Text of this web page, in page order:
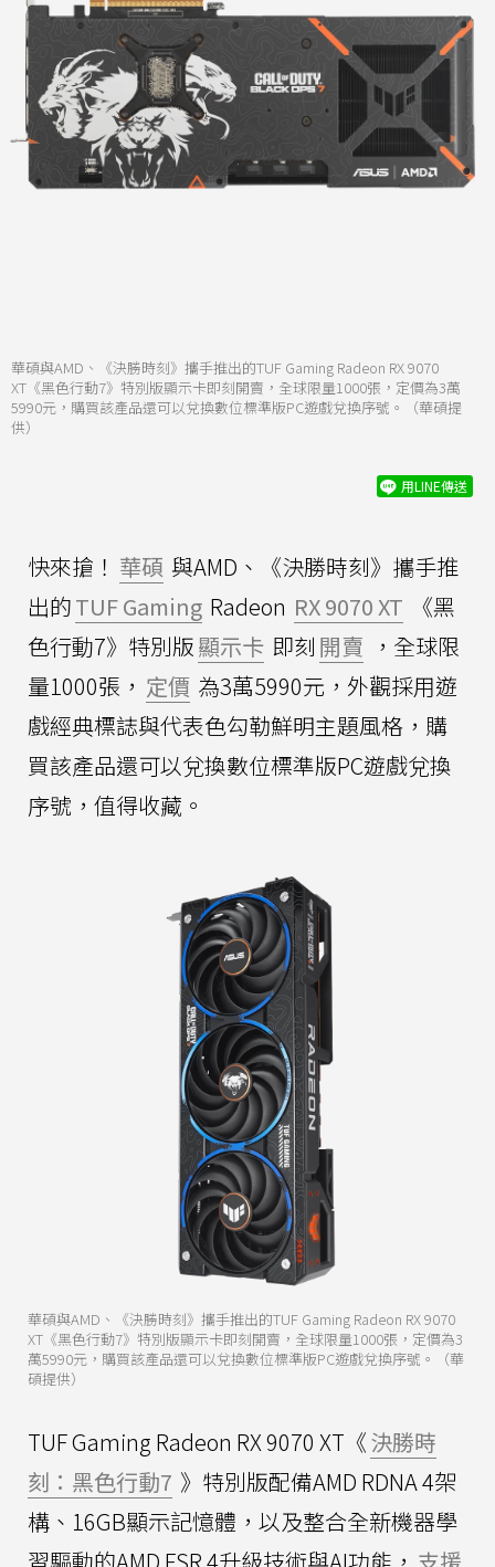
華碩與AMD、《決勝時刻》攜手推出的TUF Gaming Radeon RX 9070
XT《黑色行動7》特別版顯示卡即刻開賣，全球限量1000張，定價為3萬
5990元，購買該產品還可以兌換數位標準版PC遊戲兌換序號。（華碩提
供）
用LINE傳送
快來搶！ 華碩 與AMD、《決勝時刻》攜手推
出的TUF Gaming Radeon RX 9070 XT
《黑
色行動7》特別版顯示卡 即刻 開賣 ，全球限
量1000張， 定價 為3萬5990元，外觀採用遊
戲經典標誌與代表色勾勒鮮明主題風格，購
買該產品還可以兌換數位標準版PC遊戲兌換
序號，值得收藏。
華碩與AMD、《決勝時刻》攜手推出的TUF Gaming Radeon RX 9070
XT《黑色行動7》特別版顯示卡即刻開賣，全球限量1000張，定價為3
萬5990元，購買該產品還可以兌換數位標準版PC遊戲兌換序號。（華
碩提供）
TUF Gaming Radeon RX 9070 XT《決勝時
刻：黑色行動7 》特別版配備AMD RDNA 4架
構、16GB顯示記憶體，以及整合全新機器學